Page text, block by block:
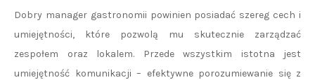
Dobry manager gastronomii powinien posiadać szereg cech i
umiejętności, które pozwolą mu skutecznie zarządzać
zespołem oraz lokalem. Przede wszystkim istotna jest
umiejętność komunikacji – efektywne porozumiewanie się z